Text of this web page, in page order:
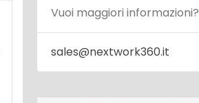
Vuoi maggiori informazioni?
sales@nextwork360.it